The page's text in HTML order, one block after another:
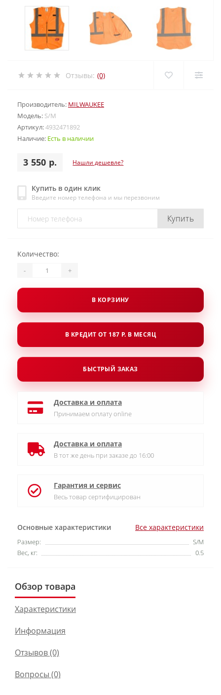
Отзывы: (0)
Производитель: MILWAUKEE
Модель: S/M
Артикул:4932471892
Наличие: Есть в наличии
3 550 р. Нашли дешевле?
Купить в один клик
Введите номер телефона и мы перезвоним
Купить
Основные характеристики Все характеристики
Размер:
S/M
Вес, кг:
0.5
Количество:
- +
В КОРЗИНУ
В КРЕДИТ ОТ 187 Р. В МЕСЯЦ
БЫСТРЫЙ ЗАКАЗ
Доставка и оплата
Принимаем оплату online
Доставка и оплата
В тот же день при заказе до 16:00
Гарантия и сервис
Весь товар сертифицирован
Обзор товара
Характеристики
Информация
Отзывов (0)
Вопросы (0)